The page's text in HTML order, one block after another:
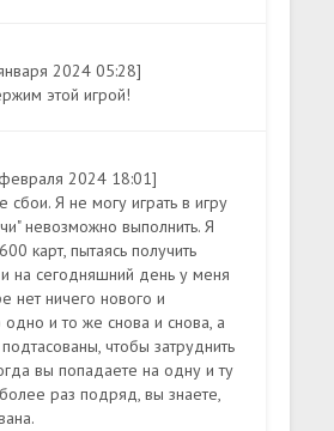
2024 05:28]
этой игрой!
2024 18:01]
сбои. Я не могу играть в игру
невозможно выполнить. Я
карт, пытаясь получить
на сегодняшний день у меня
нет ничего нового и
одно и то же снова и снова, а
чтобы затруднить
вы попадаете на одну и ту
раз подряд, вы знаете,